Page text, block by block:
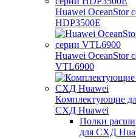
Huawei OceanStor
HDP3500E
Huawei OceanStor
VTL6900
Комплектующие
СХД Huawei
Полки
для СХД